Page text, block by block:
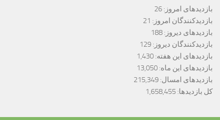
بازدیدهای امروز: 26
بازدیدکنندگان امروز: 21
بازدیدهای دیروز: 188
بازدیدکنندگان دیروز: 129
بازدیدهای این هفته: 1,430
بازدیدهای این ماه: 13,050
بازدیدهای امسال: 215,349
کل بازدیدها: 1,658,455